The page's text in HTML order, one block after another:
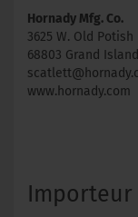
Hornady Mfg. Co.
3625 W. Old Potish
68803 Grand
www.hornady.com